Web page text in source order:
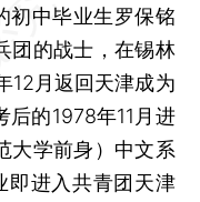
初中毕业生罗保铭
团的战士，在锡林
12月返回天津成为
后的1978年11月进
大学前身）中文系
即进入共青团天津